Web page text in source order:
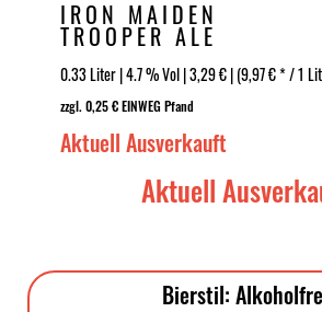
IRON MAIDEN
TROOPER ALE
0.33 Liter | 4.7 % Vol | 3,29 € | (9,97 € * / 1
zzgl. 0,25 € EINWEG Pfand
Aktuell Ausverkauft
Aktuell
Bierstil: